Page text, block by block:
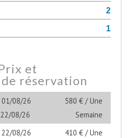
2
1
et
réservation
01/08/26
08/26
580 € / Une
Semaine
22/08/26
410 € / Une